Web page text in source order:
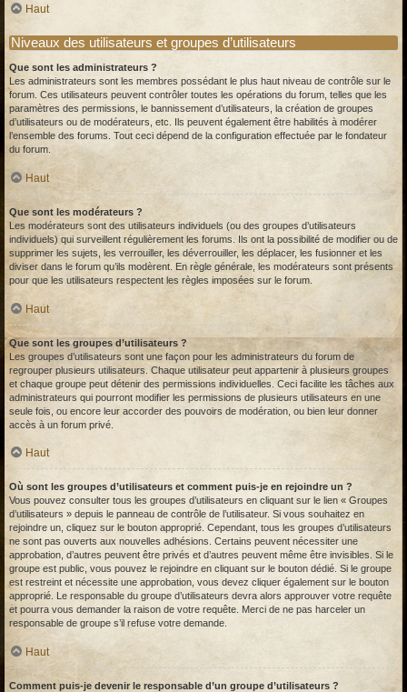
Haut
Niveaux des utilisateurs et groupes d’utilisateurs
Que sont les administrateurs ?
Les administrateurs sont les membres possédant le plus haut niveau de contrôle sur le
forum. Ces utilisateurs peuvent contrôler toutes les opérations du forum, telles que les
paramètres des permissions, le bannissement d’utilisateurs, la création de groupes
d’utilisateurs ou de modérateurs, etc. Ils peuvent également être habilités à modérer
l’ensemble des forums. Tout ceci dépend de la configuration effectuée par le fondateur
du forum.
Haut
Que sont les modérateurs ?
Les modérateurs sont des utilisateurs individuels (ou des groupes d’utilisateurs
individuels) qui surveillent régulièrement les forums. Ils ont la possibilité de modifier ou de
supprimer les sujets, les verrouiller, les déverrouiller, les déplacer, les fusionner et les
diviser dans le forum qu’ils modèrent. En règle générale, les modérateurs sont présents
pour que les utilisateurs respectent les règles imposées sur le forum.
Haut
Que sont les groupes d’utilisateurs ?
Les groupes d’utilisateurs sont une façon pour les administrateurs du forum de
regrouper plusieurs utilisateurs. Chaque utilisateur peut appartenir à plusieurs groupes
et chaque groupe peut détenir des permissions individuelles. Ceci facilite les tâches aux
administrateurs qui pourront modifier les permissions de plusieurs utilisateurs en une
seule fois, ou encore leur accorder des pouvoirs de modération, ou bien leur donner
accès à un forum privé.
Haut
Où sont les groupes d’utilisateurs et comment puis-je en rejoindre un ?
Vous pouvez consulter tous les groupes d’utilisateurs en cliquant sur le lien « Groupes
d’utilisateurs » depuis le panneau de contrôle de l’utilisateur. Si vous souhaitez en
rejoindre un, cliquez sur le bouton approprié. Cependant, tous les groupes d’utilisateurs
ne sont pas ouverts aux nouvelles adhésions. Certains peuvent nécessiter une
approbation, d’autres peuvent être privés et d’autres peuvent même être invisibles. Si le
groupe est public, vous pouvez le rejoindre en cliquant sur le bouton dédié. Si le groupe
est restreint et nécessite une approbation, vous devez cliquer également sur le bouton
approprié. Le responsable du groupe d’utilisateurs devra alors approuver votre requête
et pourra vous demander la raison de votre requête. Merci de ne pas harceler un
responsable de groupe s’il refuse votre demande.
Haut
Comment puis-je devenir le responsable d’un groupe d’utilisateurs ?